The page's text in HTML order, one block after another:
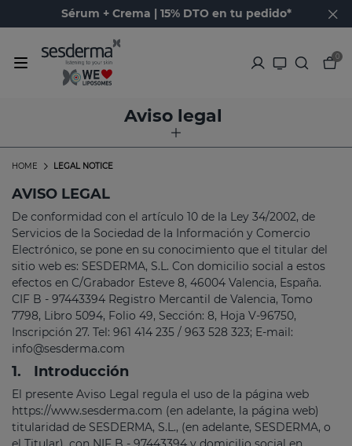
Sérum + Crema | 15% DTO en tu pedido*
0
Aviso legal
LEGAL NOTICE
HOME
AVISO LEGAL
De conformidad con el artículo 10 de la Ley 34/2002, de
Servicios de la Sociedad de la Información y Comercio
Electrónico, se pone en su conocimiento que el titular del
sitio web es: SESDERMA, S.L. Con domicilio social a estos
efectos en C/Grabador Esteve 8, 46004 Valencia, España.
CIF B - 97443394 Registro Mercantil de Valencia, Tomo
7798, Libro 5094, Folio 49, Sección: 8, Hoja V-96750,
Inscripción 27. Tel: 961 414 235 / 963 528 323; E-mail:
info@sesderma.com
1. Introducción
El presente Aviso Legal regula el uso de la página web
https://www.sesderma.com (en adelante, la página web)
titularidad de SESDERMA, S.L., (en adelante, SESDERMA, o